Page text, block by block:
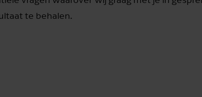
te behalen.